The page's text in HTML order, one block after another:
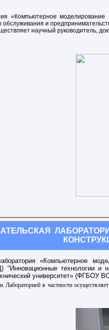
«Компьютерное
обслуживания и
научный руководитель,
«Компьютерное
"Инновационные технологии
университет»
в частности